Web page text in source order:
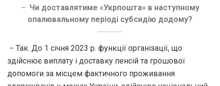
− Чи доставлятиме «Укрпошта» в наступному
опалювальному періоді субсидію додому?
− Так. До 1 січня 2023 р. функції організації, що
здійснює виплату і доставку пенсій та грошової
допомоги за місцем фактичного проживання